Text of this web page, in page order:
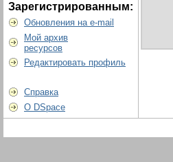
Зарегистрированным:
Обновления на e-mail
Мой архив
ресурсов
Редактировать профиль
Справка
О DSpace